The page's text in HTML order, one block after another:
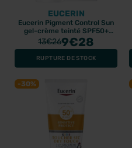
EUCERIN
Eucerin Pigment Control Sun
gel-crème teinté SPF50+
50ml
13€269€28
RUPTURE DE STOCK
-30%